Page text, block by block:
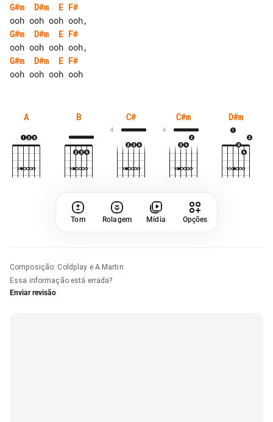
G#m
D#m E F#
G#m
D#m E F#
G#m
D#m E F#
A B C#
4
C#m
4
D#m
Tom Rolagem Mídia Opções
Composição: Coldplay e A Martin
Essa informação está errada?
Enviar revisão